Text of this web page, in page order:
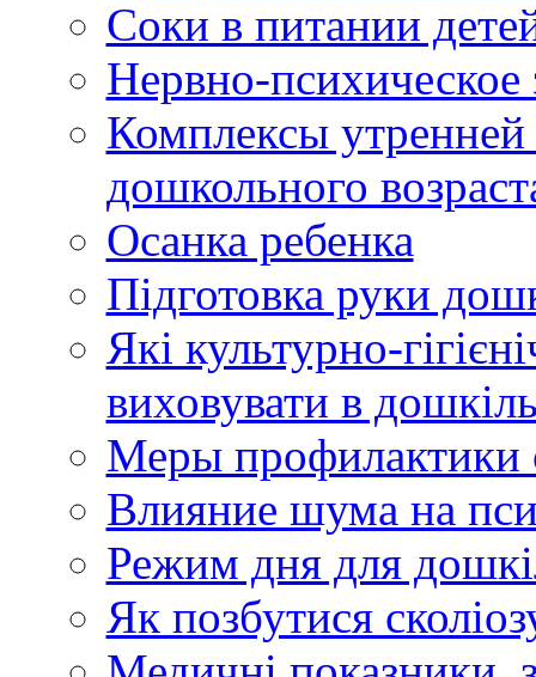
Соки в питании
Нервно-
Комплексы утренней
дошкольного
Осанка ребенка
Підготовка руки
Які культурно-
виховувати в
Меры профилактики
Влияние шума на
Режим дня для
Як позбутися